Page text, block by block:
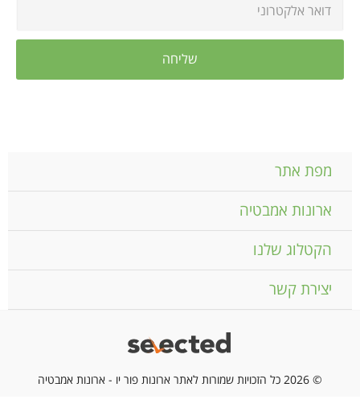
מפת אתר
ארונות אמבטיה
הקטלוג שלנו
יצירת קשר
© 2026 כל הזכויות שמורות לאתר ארונות פור יו - ארונות אמבטיה